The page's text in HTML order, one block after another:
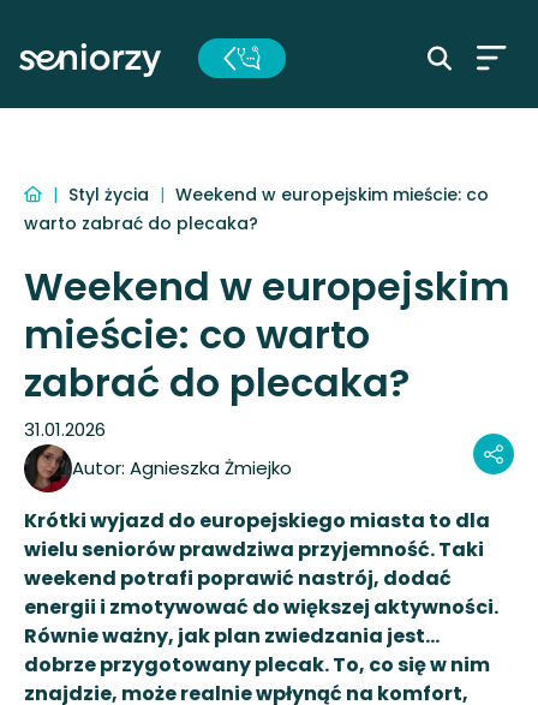
| Styl życia | Weekend w europejskim mieście: co
warto zabrać do plecaka?
Weekend w europejskim
mieście: co warto
zabrać do plecaka?
Krótki wyjazd do europejskiego miasta to dla
wielu seniorów prawdziwa przyjemność. Taki
weekend potrafi poprawić nastrój, dodać
energii i zmotywować do większej aktywności.
Równie ważny, jak plan zwiedzania jest…
dobrze przygotowany plecak. To, co się w nim
znajdzie, może realnie wpłynąć na komfort,
31.01.2026
Autor: Agnieszka Żmiejko